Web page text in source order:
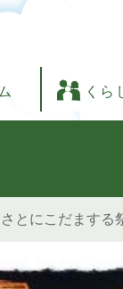
くら
とにこだまする